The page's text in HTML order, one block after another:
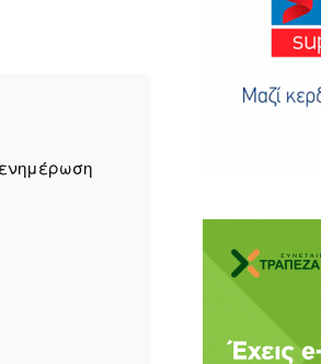
| Κάντε μια δωρεά